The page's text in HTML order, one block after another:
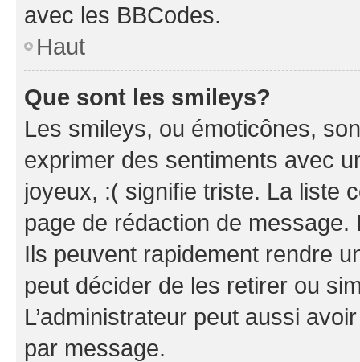
avec les BBCodes.
Haut
Que sont les smileys?
Les smileys, ou émoticônes,
exprimer des sentiments avec
joyeux, :( signifie triste. La liste
page de rédaction de
Ils peuvent rapidement rendre
peut décider de les retirer ou
L’administrateur peut aussi
par message.